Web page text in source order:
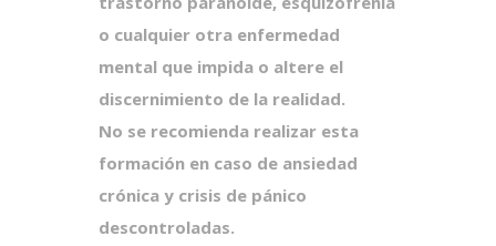
o cualquier otra enfermedad
mental que impida o altere el
discernimiento de la realidad.
No se recomienda realizar esta
formación en caso de ansiedad
crónica y crisis de pánico
descontroladas.